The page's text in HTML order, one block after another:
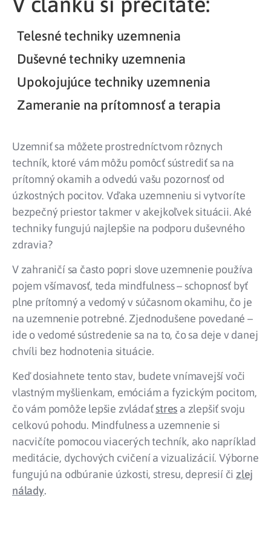
Telesné techniky uzemnenia
Duševné techniky uzemnenia
Upokojujúce techniky uzemnenia
Zameranie na prítomnosť a terapia
Uzemniť sa môžete prostredníctvom rôznych
techník, ktoré vám môžu pomôcť sústrediť sa na
prítomný okamih a odvedú vašu pozornosť od
úzkostných pocitov. Vďaka uzemneniu si vytvoríte
bezpečný priestor takmer v akejkoľvek situácii. Aké
techniky fungujú najlepšie na podporu duševného
zdravia?
V zahraničí sa často popri slove uzemnenie používa
pojem všímavosť, teda mindfulness – schopnosť byť
plne prítomný a vedomý v súčasnom okamihu, čo je
na uzemnenie potrebné. Zjednodušene povedané –
ide o vedomé sústredenie sa na to, čo sa deje v danej
chvíli bez hodnotenia situácie.
Keď dosiahnete tento stav, budete vnímavejší voči
vlastným myšlienkam, emóciám a fyzickým pocitom,
čo vám pomôže lepšie zvládaťstres a zlepšiť svoju
celkovú pohodu. Mindfulness a uzemnenie si
nacvičíte pomocou viacerých techník, ako napríklad
meditácie, dychových cvičení a vizualizácií. Výborne
fungujú na odbúranie úzkosti, stresu, depresií či zlej
nálady.